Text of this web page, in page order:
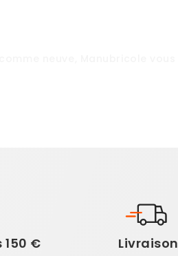
150 € Livraison